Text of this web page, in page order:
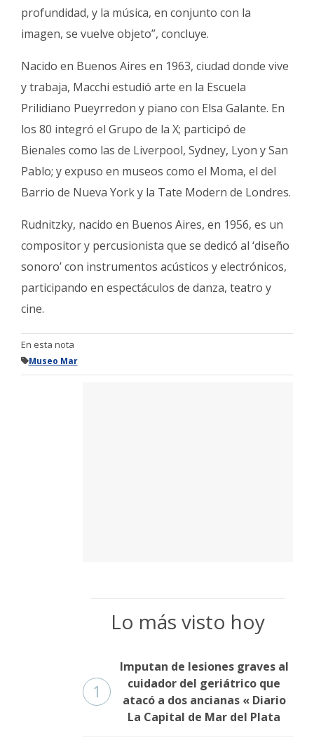
profundidad, y la música, en conjunto con la
imagen, se vuelve objeto”, concluye.
Nacido en Buenos Aires en 1963, ciudad donde vive
y trabaja, Macchi estudió arte en la Escuela
Prilidiano Pueyrredon y piano con Elsa Galante. En
los 80 integró el Grupo de la X; participó de
Bienales como las de Liverpool, Sydney, Lyon y San
Pablo; y expuso en museos como el Moma, el del
Barrio de Nueva York y la Tate Modern de Londres.
Rudnitzky, nacido en Buenos Aires, en 1956, es un
compositor y percusionista que se dedicó al ‘diseño
sonoro’ con instrumentos acústicos y electrónicos,
participando en espectáculos de danza, teatro y
cine.
En esta nota
Museo Mar
Lo más visto hoy
1
Imputan de lesiones graves al
cuidador del geriátrico que
atacó a dos ancianas « Diario
La Capital de Mar del Plata